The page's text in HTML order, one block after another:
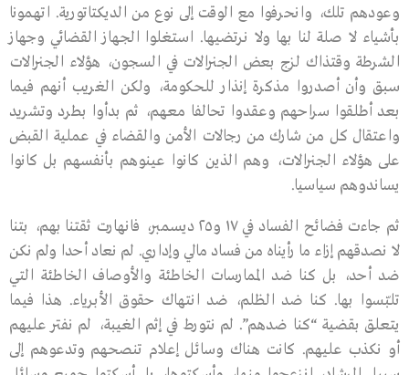
وعودهم تلك، وانحرفوا مع الوقت إلى نوع من الديكتاتورية. اتهمونا
بأشياء لا صلة لنا بها ولا نرتضيها. استغلوا الجهاز القضائي وجهاز
الشرطة وقتذاك لزج بعض الجنرالات في السجون، هؤلاء الجنرالات
سبق وأن أصدروا مذكرة إنذار للحكومة، ولكن الغريب أنهم فيما
بعد أطلقوا سراحهم وعقدوا تحالفا معهم، ثم بدأوا بطرد وتشريد
واعتقال كل من شارك من رجالات الأمن والقضاء في عملية القبض
على هؤلاء الجنرالات، وهم الذين كانوا عينوهم بأنفسهم بل كانوا
يساندوهم سياسيا.
ثم جاءت فضائح الفساد في ١٧ و٢٥ ديسمبر، فانهارت ثقتنا بهم، بتنا
لا نصدقهم إزاء ما رأيناه من فساد مالي وإداري. لم نعاد أحدا ولم نكن
ضد أحد، بل كنا ضد الممارسات الخاطئة والأوصاف الخاطئة التي
تلبّسوا بها. كنا ضد الظلم، ضد انتهاك حقوق الأبرياء. هذا فيما
يتعلق بقضية “كنا ضدهم”. لم نتورط في إثم الغيبة، لم نفتر عليهم
أو نكذب عليهم. كانت هناك وسائل إعلام تنصحهم وتدعوهم إلى